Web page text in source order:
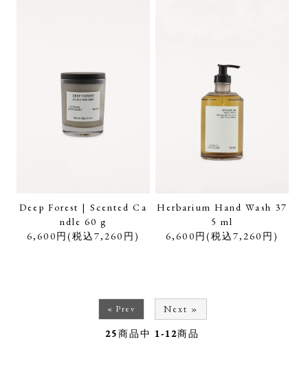
Deep Forest | Scented Ca
ndle 60 g
6,600円(税込7,260円)
Herbarium Hand Wash 37
5 ml
6,600円(税込7,260円)
« Prev
Next »
25商品中 1-12商品